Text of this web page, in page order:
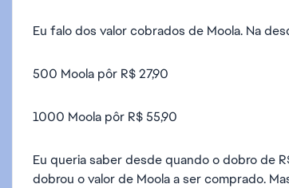
Eu falo dos valor cobrados de Moola. Na
500 Moola pôr R$ 27,90
1000 Moola pôr R$ 55,90
Eu queria saber desde quando o dobro de
dobrou o valor de Moola a ser comprado.